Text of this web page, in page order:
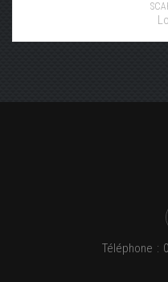
Téléphone :